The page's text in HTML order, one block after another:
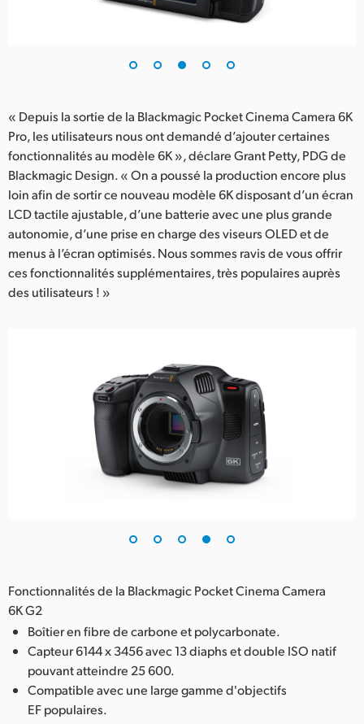
« Depuis la sortie de la Blackmagic Pocket Cinema Camera 6K
Pro, les utilisateurs nous ont demandé d’ajouter certaines
fonctionnalités au modèle 6K », déclare Grant Petty, PDG de
Blackmagic Design. « On a poussé la production encore plus
loin afin de sortir ce nouveau modèle 6K disposant d’un écran
LCD tactile ajustable, d’une batterie avec une plus grande
autonomie, d’une prise en charge des viseurs OLED et de
menus à l’écran optimisés. Nous sommes ravis de vous offrir
ces fonctionnalités supplémentaires, très populaires auprès
des utilisateurs ! »
Fonctionnalités de la Blackmagic Pocket Cinema Camera
6K G2
Boîtier en fibre de carbone et polycarbonate.
Capteur 6144 x 3456 avec 13 diaphs et double ISO natif
pouvant atteindre 25 600.
Compatible avec une large gamme d'objectifs
EF populaires.